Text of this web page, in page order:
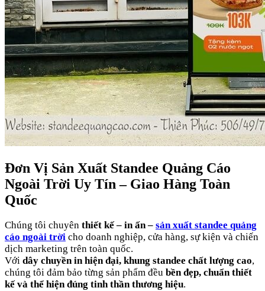
Đơn Vị Sản Xuất Standee Quảng Cáo
Ngoài Trời Uy Tín – Giao Hàng Toàn
Quốc
Chúng tôi chuyên thiết kế – in ấn – sản xuất standee quảng
cáo ngoài trời cho doanh nghiệp, cửa hàng, sự kiện và chiến
dịch marketing trên toàn quốc.
Với dây chuyền in hiện đại, khung standee chất lượng cao,
chúng tôi đảm bảo từng sản phẩm đều bền đẹp, chuẩn thiết
kế và thể hiện đúng tinh thần thương hiệu.